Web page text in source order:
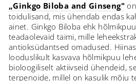
„Ginkgo Biloba and Ginseng"
toidulisand, mis ühendab endas
ainet. Ginkgo Biloba ehk
teadaolevaid taimi, mille
antioksüdantsed omadused.
looduslikult kasvava hõlmikpuu
bioloogiliselt aktiivseid ühendeid,
terpenoide, millel on kasulik mõju